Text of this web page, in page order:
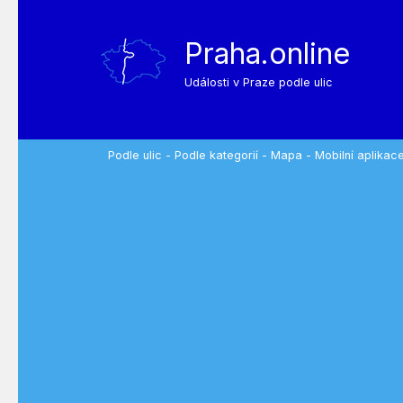
Praha.online
Události v Praze podle ulic
Podle ulic - Podle kategorií - Mapa - Mobilní